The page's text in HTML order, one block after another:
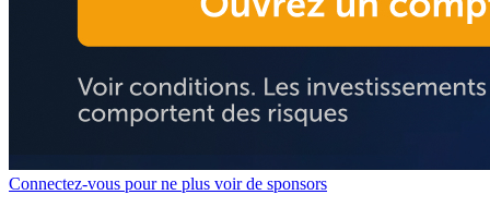
Connectez-vous pour ne plus voir de sponsors